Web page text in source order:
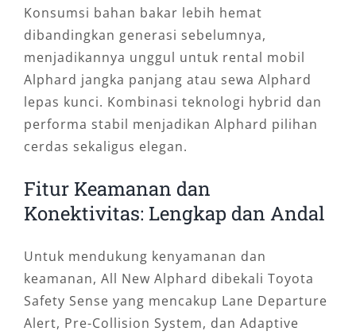
Konsumsi bahan bakar lebih hemat
dibandingkan generasi sebelumnya,
menjadikannya unggul untuk rental mobil
Alphard jangka panjang atau sewa Alphard
lepas kunci. Kombinasi teknologi hybrid dan
performa stabil menjadikan Alphard pilihan
cerdas sekaligus elegan.
Fitur Keamanan dan
Konektivitas: Lengkap dan Andal
Untuk mendukung kenyamanan dan
keamanan, All New Alphard dibekali Toyota
Safety Sense yang mencakup Lane Departure
Alert, Pre-Collision System, dan Adaptive